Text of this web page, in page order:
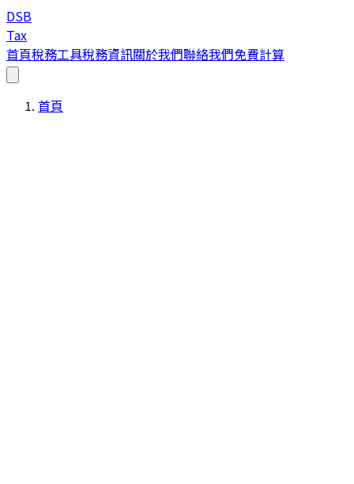
DSB
Tax
首頁稅務工具稅務資訊關於我們聯絡我們免費計算
首頁